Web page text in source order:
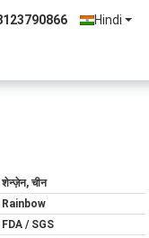
Hindi
शेन्ज़ेन, चीन
Rainbow
FDA / SGS